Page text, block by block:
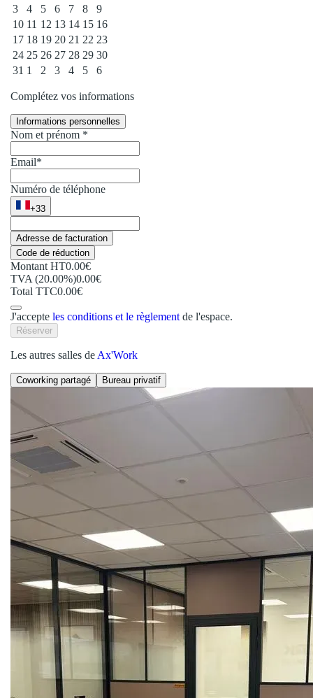
3
4 5 6 7 8
9
10 11 12 13 14 15 16
17 18 19 20 21 22 23
24 25 26 27 28 29 30
31 1 2 3 4 5
6
Complétez vos informations
Informations personnelles
Nom et prénom *
Email*
Numéro de téléphone
+33
Adresse de facturation
Code de réduction
Montant HT0.00€
TVA (20.00%)0.00€
Total TTC0.00€
J'accepte les conditions et le règlement de l'espace.
Réserver
Les autres salles de Ax'Work
Coworking partagé Bureau privatif